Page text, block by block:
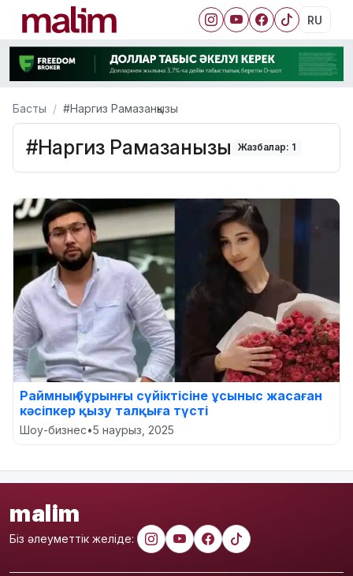
RU
Басты #Наргиз Рамазанқызы
#Наргиз Рамазанқызы Жазбалар: 1
Раймның бұрынғы сүйіктісіне ұсыныс жасаған
кәсіпкер қызу талқыға түсті
Шоу-бизнес•5 наурыз, 2025
malim
Біз әлеуметтік желіде: